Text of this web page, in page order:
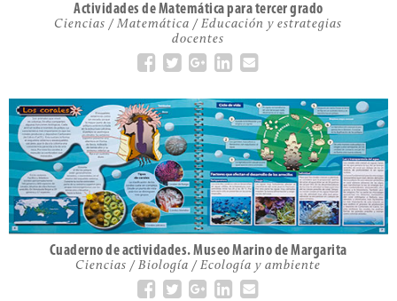
Actividades de Matemática para tercer grado
Ciencias / Matemática / Educación y estrategias
docentes
Cuaderno de actividades. Museo Marino de Margarita
Ciencias / Biología / Ecología y ambiente